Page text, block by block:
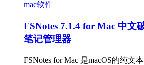
mac软件
FSNotes 7.1.4 for Mac 中文
笔记管理器
FSNotes for Mac 是macOS的纯文